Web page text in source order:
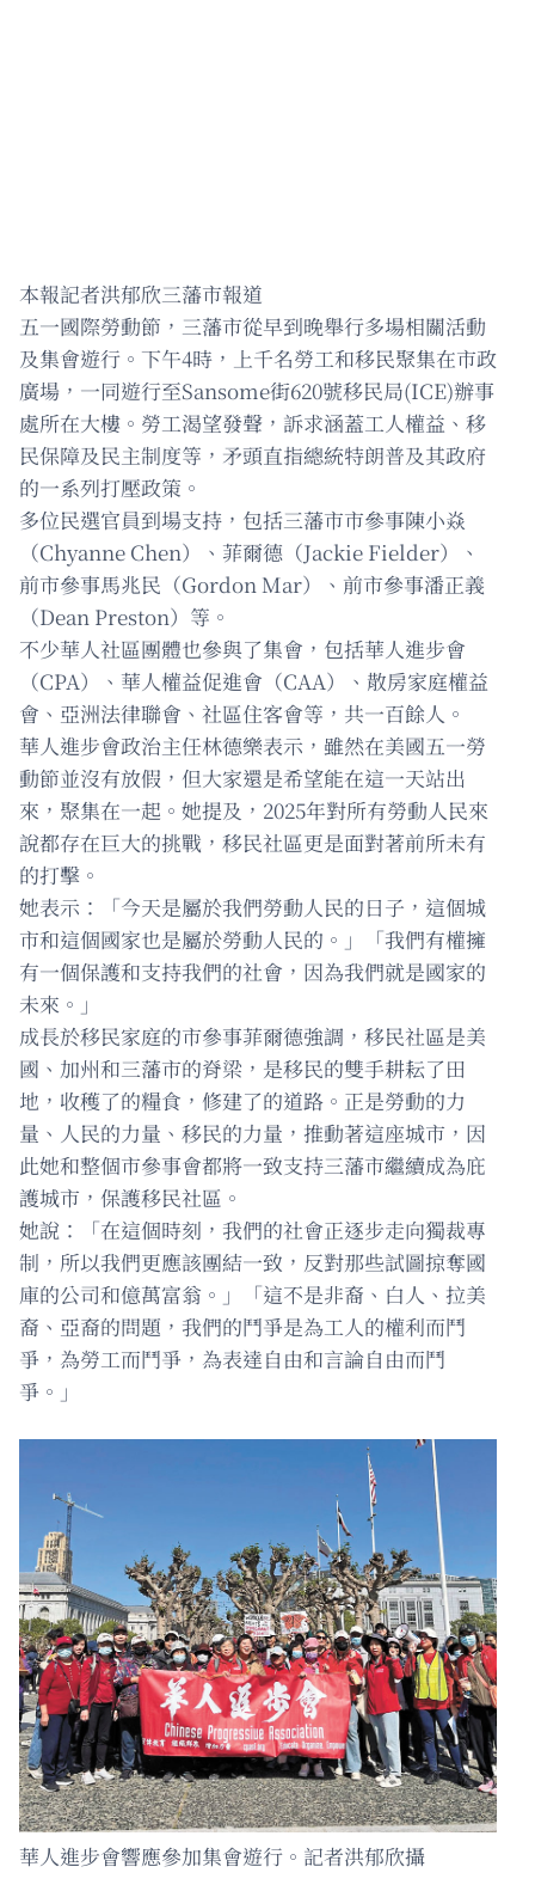
本報記者洪郁欣三藩市報道
五一國際勞動節，三藩市從早到晚舉行多場相關活動
及集會遊行。下午4時，上千名勞工和移民聚集在市政
廣場，一同遊行至Sansome街620號移民局(ICE)辦事
處所在大樓。勞工渴望發聲，訴求涵蓋工人權益、移
民保障及民主制度等，矛頭直指總統特朗普及其政府
的一系列打壓政策。
多位民選官員到場支持，包括三藩市市參事陳小焱
（Chyanne Chen）、菲爾德（Jackie Fielder）、
前市參事馬兆民（Gordon Mar）、前市參事潘正義
（Dean Preston）等。
不少華人社區團體也參與了集會，包括華人進步會
（CPA）、華人權益促進會（CAA）、散房家庭權益
會、亞洲法律聯會、社區住客會等，共一百餘人。
華人進步會政治主任林德樂表示，雖然在美國五一勞
動節並沒有放假，但大家還是希望能在這一天站出
來，聚集在一起。她提及，2025年對所有勞動人民來
說都存在巨大的挑戰，移民社區更是面對著前所未有
的打擊。
她表示：「今天是屬於我們勞動人民的日子，這個城
市和這個國家也是屬於勞動人民的。」「我們有權擁
有一個保護和支持我們的社會，因為我們就是國家的
未來。」
成長於移民家庭的市參事菲爾德強調，移民社區是美
國、加州和三藩市的脊梁，是移民的雙手耕耘了田
地，收穫了的糧食，修建了的道路。正是勞動的力
量、人民的力量、移民的力量，推動著這座城市，因
此她和整個市參事會都將一致支持三藩市繼續成為庇
護城市，保護移民社區。
她說：「在這個時刻，我們的社會正逐步走向獨裁專
制，所以我們更應該團結一致，反對那些試圖掠奪國
庫的公司和億萬富翁。」「這不是非裔、白人、拉美
裔、亞裔的問題，我們的鬥爭是為工人的權利而鬥
爭，為勞工而鬥爭，為表達自由和言論自由而鬥
爭。」
華人進步會響應參加集會遊行。記者洪郁欣攝